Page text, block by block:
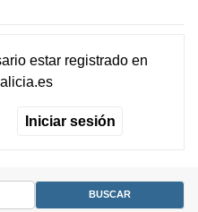
estar registradoen
Iniciar sesión